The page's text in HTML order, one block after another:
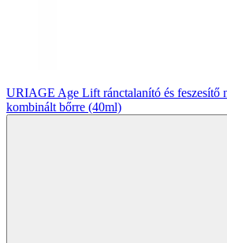
URIAGE Age Lift ránctalanító és feszesítő
kombinált bőrre (40ml)